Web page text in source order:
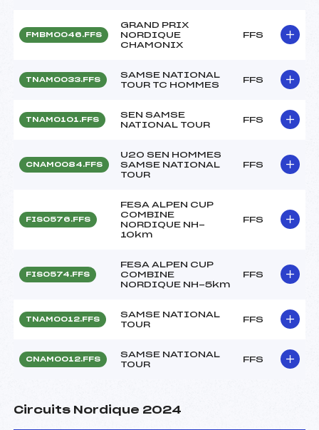
FMBM0046.FFS
GRAND PRIX
NORDIQUE
CHAMONIX
FFS
TNAM0033.FFS
SAMSE NATIONAL
TOUR TC HOMMES
FFS
TNAM0101.FFS
SEN SAMSE
NATIONAL TOUR
FFS
CNAM0084.FFS
U20 SEN HOMMES
SAMSE NATIONAL
TOUR
FFS
FIS0576.FFS
FESA ALPEN CUP
COMBINE
NORDIQUE NH-
10km
FFS
FIS0574.FFS
FESA ALPEN CUP
COMBINE
NORDIQUE NH-5km
FFS
TNAM0012.FFS
SAMSE NATIONAL
TOUR
FFS
CNAM0012.FFS
SAMSE NATIONAL
TOUR
FFS
Circuits Nordique 2024